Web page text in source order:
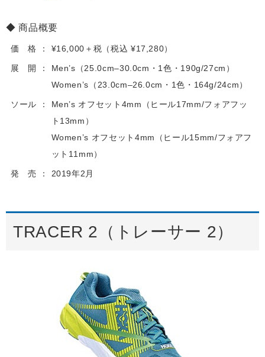
商品概要
価 格 ¥16,000＋税（税込 ¥17,280）
展 開
Men’s（25.0cm–30.0cm・1色・190g/27cm）
Women’s（23.0cm–26.0cm・1色・164g/24cm）
ソール
Men’s オフセット4mm（ヒール17mm/フォアフッ
ト13mm）
Women’s オフセット4mm（ヒール15mm/フォアフ
ット11mm）
発 売 2019年2月
TRACER 2（トレーサー 2）